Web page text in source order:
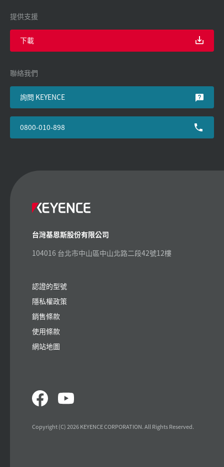
提供支援
下載
聯絡我們
詢問 KEYENCE
0800-010-898
台灣基恩斯股份有限公司
104016 台北市中山區中山北路二段42號12樓
認證的型號
隱私權政策
銷售條款
使用條款
網站地圖
Copyright (C) 2026 KEYENCE CORPORATION. All Rights Reserved.